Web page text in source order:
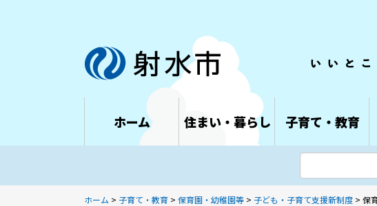
ホーム 住まい・暮らし 子育て・教育
ホーム > 子育て・教育 > 保育園・幼稚園等 > 子ども・子育て支援新制度 > 保